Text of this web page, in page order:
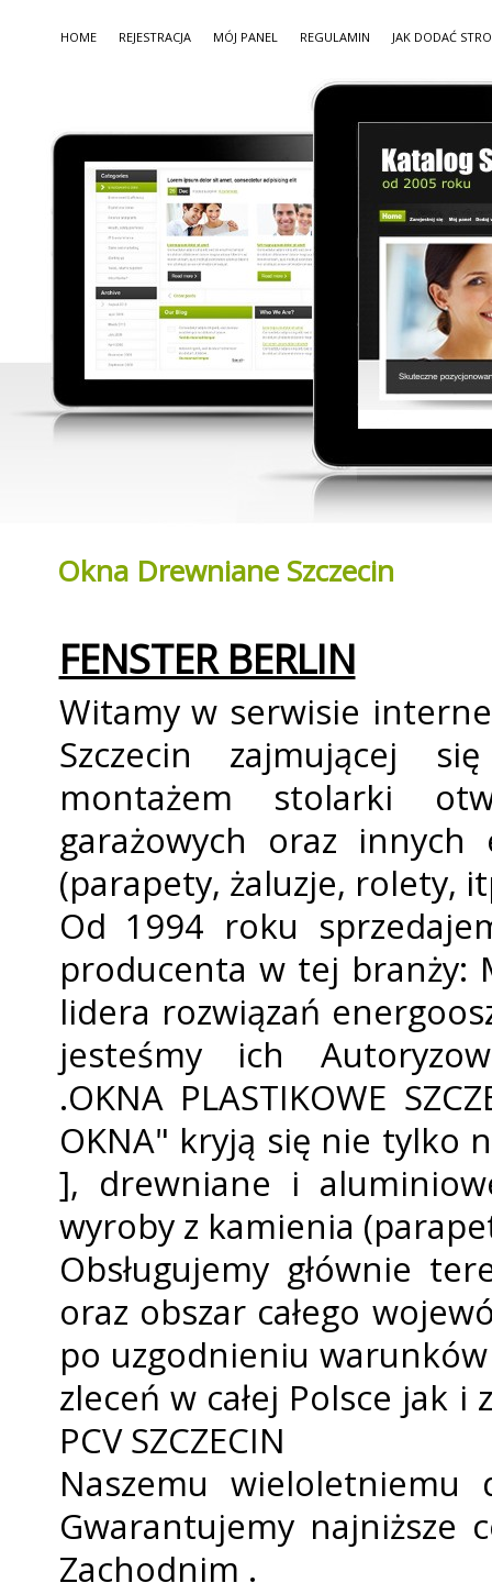
HOME REJESTRACJA MÓJ PANEL REGULAMIN JAK DODAĆ
Okna Drewniane Szczecin
FENSTER BERLIN
Witamy w serwisie
Szczecin zajmującej
montażem stolarki
garażowych oraz
(parapety, żaluzje, rolety,
Od 1994 roku
producenta w tej branży:
lidera rozwiązań
jesteśmy ich
.OKNA PLASTIKOWE
OKNA" kryją się nie tylko
], drewniane i
wyroby z kamienia
Obsługujemy głównie
oraz obszar całego
po uzgodnieniu
zleceń w całej Polsce jak
PCV SZCZECIN
Naszemu wieloletniemu
Gwarantujemy najniższe
Zachodnim .